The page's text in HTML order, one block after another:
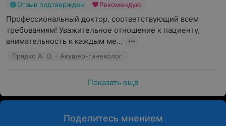
Отзыв подтвержден Рекомендую
Профессиональный доктор, соответствующий всем
требованиям! Уважительное отношение к пациенту,
внимательность к каждым ме...
Прядко А. О. - Акушер-гинеколог
Показать ещё
Поделитесь мнением